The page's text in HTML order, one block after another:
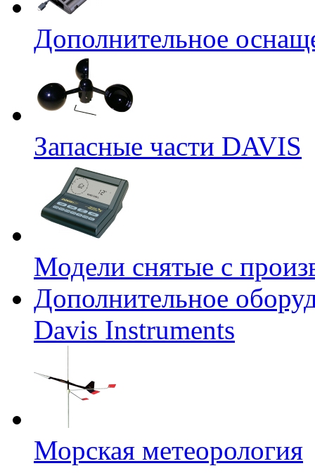
Дополнительное
Запасные части DAVIS
Модели снятые с
Дополнительное
Davis Instruments
Морская метеорология